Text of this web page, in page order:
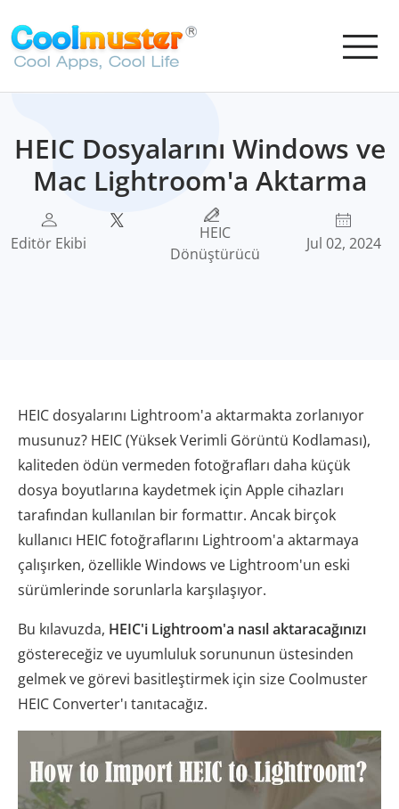
HEIC Dosyalarını Windows ve
Mac Lightroom'a Aktarma
Editör Ekibi
HEIC
Dönüştürücü
Jul 02, 2024
HEIC dosyalarını Lightroom'a aktarmakta zorlanıyor
musunuz? HEIC (Yüksek Verimli Görüntü Kodlaması),
kaliteden ödün vermeden fotoğrafları daha küçük
dosya boyutlarına kaydetmek için Apple cihazları
tarafından kullanılan bir formattır. Ancak birçok
kullanıcı HEIC fotoğraflarını Lightroom'a aktarmaya
çalışırken, özellikle Windows ve Lightroom'un eski
sürümlerinde sorunlarla karşılaşıyor.
Bu kılavuzda, HEIC'i Lightroom'a nasıl aktaracağınızı
göstereceğiz ve uyumluluk sorununun üstesinden
gelmek ve görevi basitleştirmek için size Coolmuster
HEIC Converter'ı tanıtacağız.